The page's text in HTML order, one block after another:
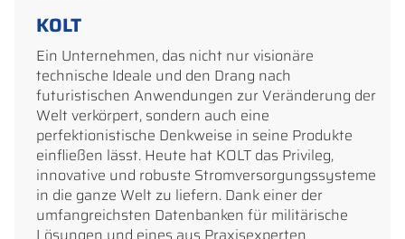
KOLT
Ein Unternehmen, das nicht nur visionäre
technische Ideale und den Drang nach
futuristischen Anwendungen zur Veränderung der
Welt verkörpert, sondern auch eine
perfektionistische Denkweise in seine Produkte
einfließen lässt. Heute hat KOLT das Privileg,
innovative und robuste Stromversorgungssysteme
in die ganze Welt zu liefern. Dank einer der
umfangreichsten Datenbanken für militärische